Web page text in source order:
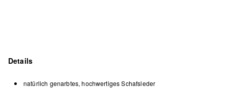
Details
natürlich genarbtes, hochwertiges Schafsleder